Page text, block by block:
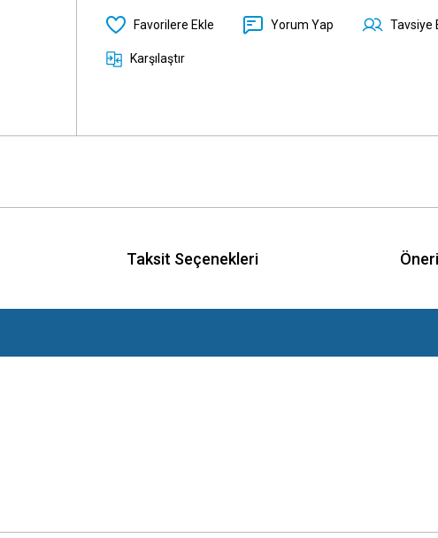
Yorum Yap Tavsiye
Karşılaştır
Taksit Seçenekleri